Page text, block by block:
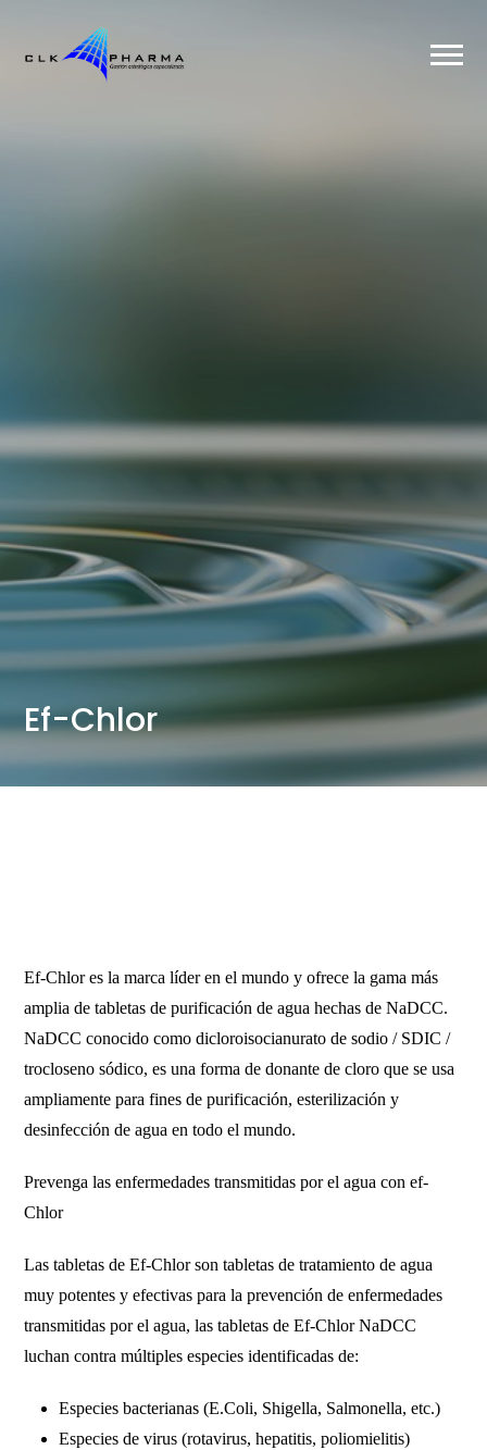
Ef-Chlor
Ef-Chlor es la marca líder en el mundo y ofrece la gama más
amplia de tabletas de purificación de agua hechas de NaDCC.
NaDCC conocido como dicloroisocianurato de sodio / SDIC /
trocloseno sódico, es una forma de donante de cloro que se usa
ampliamente para fines de purificación, esterilización y
desinfección de agua en todo el mundo.
Prevenga las enfermedades transmitidas por el agua con ef-
Chlor
Las tabletas de Ef-Chlor son tabletas de tratamiento de agua
muy potentes y efectivas para la prevención de enfermedades
transmitidas por el agua, las tabletas de Ef-Chlor NaDCC
luchan contra múltiples especies identificadas de:
Especies bacterianas (E.Coli, Shigella, Salmonella, etc.)
Especies de virus (rotavirus, hepatitis, poliomielitis)